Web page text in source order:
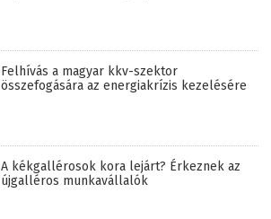
Felhívás a magyar kkv-szektor
összefogására az energiakrízis kezelésére
A kékgallérosok kora lejárt? Érkeznek az
újgalléros munkavállalók